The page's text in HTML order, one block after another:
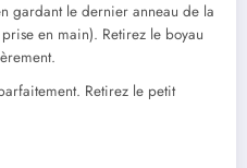
gardant le dernier anneau de la
en main). Retirez le boyau
Retirez le petit